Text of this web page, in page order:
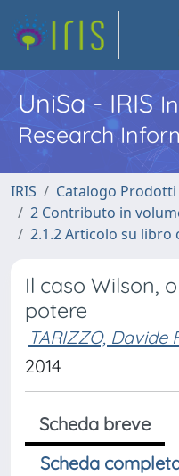
UniSa - IRIS
Research
IRIS
Catalogo Prodotti
2 Contributo in
2.1.2 Articolo su libro
Il caso Wilson,
potere
TARIZZO, Davide
2014
Scheda breve
Scheda